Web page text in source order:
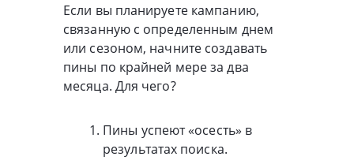
Если вы планируете кампанию,
связанную с определенным днем
или сезоном, начните создавать
пины по крайней мере за два
месяца. Для чего?
Пины успеют «осесть» в
результатах поиска.